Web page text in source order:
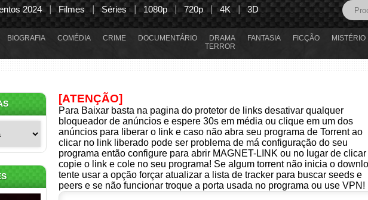
2024 Filmes Séries 1080p 720p 4K 3D
BIOGRAFIA COMÉDIA CRIME DOCUMENTÁRIO DRAMA FANTASIA FICÇÃO MISTÉRIO
TERROR
[ATENÇÃO]
Para Baixar basta na pagina do protetor de links desativar qualquer
bloqueador de anúncios e espere 30s em média ou clique em um dos
anúncios para liberar o link e caso não abra seu programa de Torrent ao
clicar no link liberado pode ser problema de má configuração do seu
programa então configure para abrir MAGNET-LINK ou no lugar de clicar
copie o link e cole no seu programa! Se algum torrent não inicia o
tente usar a opção forçar atualizar a lista de tracker para buscar seeds e
peers e se não funcionar troque a porta usada no programa ou use VPN!